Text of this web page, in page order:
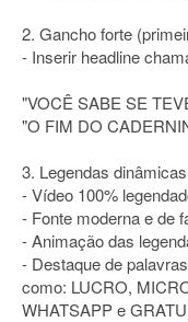
2. Gancho forte
- Inserir headline
"VOCÊ SABE SE
"O FIM DO
3. Legendas
- Vídeo 100%
- Fonte moderna e de
- Animação das
- Destaque de
como: LUCRO,
WHATSAPP e